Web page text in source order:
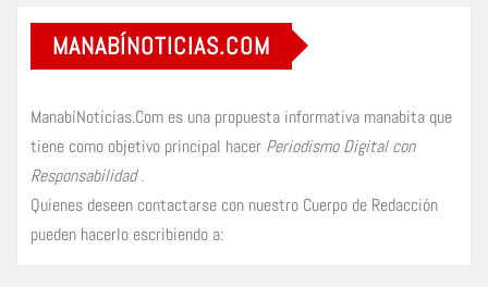
MANABÍNOTICIAS.COM
ManabíNoticias.Com es una propuesta informativa manabita que
tiene como objetivo principal hacer Periodismo Digital con
Responsabilidad.
Quienes deseen contactarse con nuestro Cuerpo de Redacción
pueden hacerlo escribiendo a: